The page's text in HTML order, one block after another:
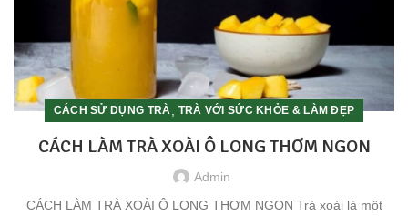
CÁCH SỬ DỤNG TRÀ TRÀ VỚI SỨC KHỎE & LÀM ĐẸP
CÁCH LÀM TRÀ XOÀI Ô LONG THƠM NGON
Admin
CÁCH LÀM TRÀ XOÀI Ô LONG THƠM NGON Trà xoài là một